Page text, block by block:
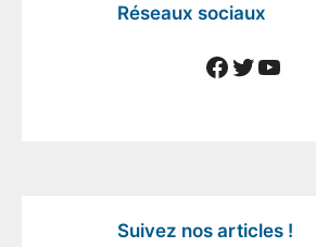
Réseaux sociaux
Facebook
Twitter
Suivez nos articles !